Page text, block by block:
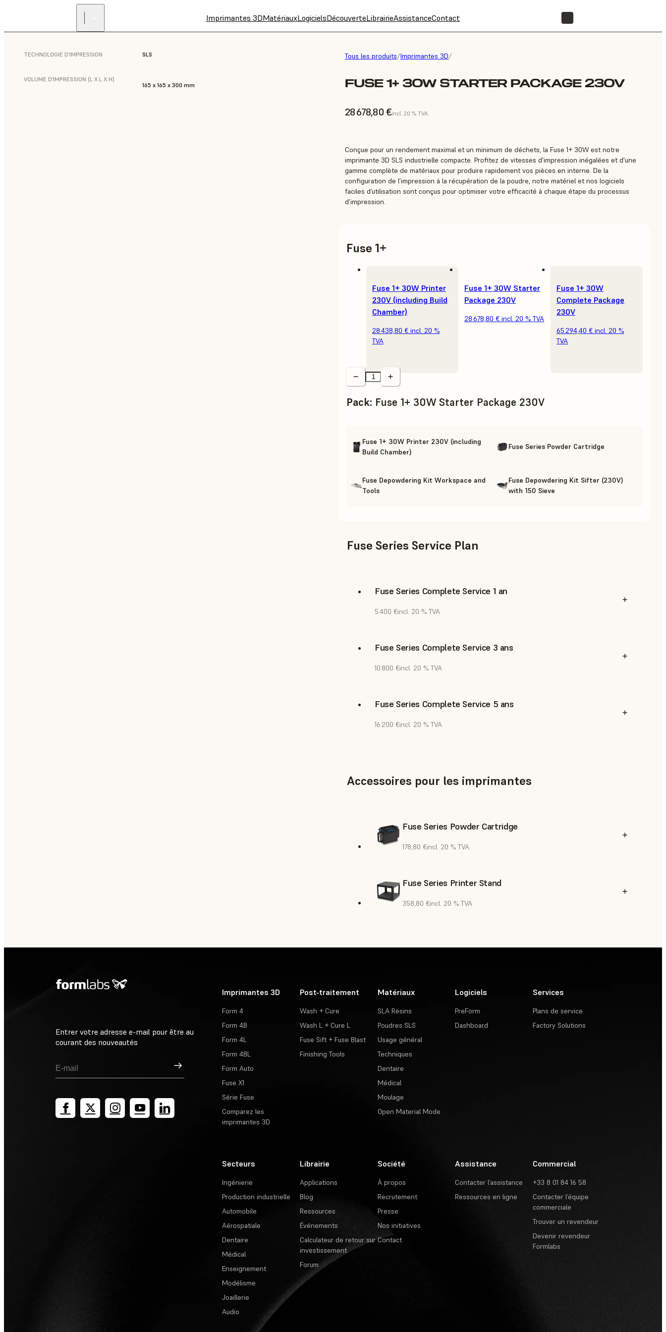
Imprimantes 3DMatériauxLogicielsDécouverteLibrairieAssistanceContact
Tous les produits/Imprimantes 3D/
FUSE 1+ 30W STARTER PACKAGE 230V
28 678,80 €incl. 20 % TVA
TECHNOLOGIE D’IMPRESSION SLS
VOLUME D’IMPRESSION (L X L X H)
165 x 165 x 300 mm
Conçue pour un rendement maximal et un minimum de déchets, la Fuse 1+ 30W est notre
imprimante 3D SLS industrielle compacte. Profitez de vitesses d'impression inégalées et d'une
gamme complète de matériaux pour produire rapidement vos pièces en interne. De la
configuration de l’impression à la récupération de la poudre, notre matériel et nos logiciels
faciles d’utilisation sont conçus pour optimiser votre efficacité à chaque étape du processus
d’impression.
Fuse 1+
Fuse 1+ 30W Printer
230V (including Build
Chamber)
28 438,80 € incl. 20 %
TVA
Fuse 1+ 30W Starter
Package 230V
28 678,80 € incl. 20 % TVA
Fuse 1+ 30W
Complete Package
230V
65 294,40 € incl. 20 %
TVA
Pack: Fuse 1+ 30W Starter Package 230V
Fuse 1+ 30W Printer 230V (including
Build Chamber)
Fuse Series Powder Cartridge
Fuse Depowdering Kit Workspace and
Tools
Fuse Depowdering Kit Sifter (230V)
with 150 Sieve
Fuse Series Service Plan
Fuse Series Complete Service 1 an
5 400 €incl. 20 % TVA
Fuse Series Complete Service 3 ans
10 800 €incl. 20 % TVA
Fuse Series Complete Service 5 ans
16 200 €incl. 20 % TVA
Accessoires pour les imprimantes
Fuse Series Powder Cartridge
178,80 €incl. 20 % TVA
Fuse Series Printer Stand
358,80 €incl. 20 % TVA
Entrer votre adresse e-mail pour être au
courant des nouveautés
Inscription
Imprimantes 3D
Form 4
Form 4B
Form 4L
Form 4BL
Form Auto
Fuse X1
Série Fuse
Comparez les
imprimantes 3D
Post-traitement
Wash + Cure
Wash L + Cure L
Fuse Sift + Fuse Blast
Finishing Tools
Matériaux
SLA Resins
Poudres SLS
Usage général
Techniques
Dentaire
Médical
Moulage
Open Material Mode
Logiciels
PreForm
Dashboard
Services
Plans de service
Factory Solutions
Secteurs
Ingénierie
Production industrielle
Automobile
Aérospatiale
Dentaire
Médical
Enseignement
Modélisme
Joaillerie
Audio
Librairie
Applications
Blog
Ressources
Événements
Calculateur de retour sur
investissement
Forum
Société
À propos
Recrutement
Presse
Nos initiatives
Contact
Assistance
Contacter l’assistance
Ressources en ligne
Commercial
+33 8 01 84 16 58
Contacter l’équipe
commerciale
Trouver un revendeur
Devenir revendeur
Formlabs